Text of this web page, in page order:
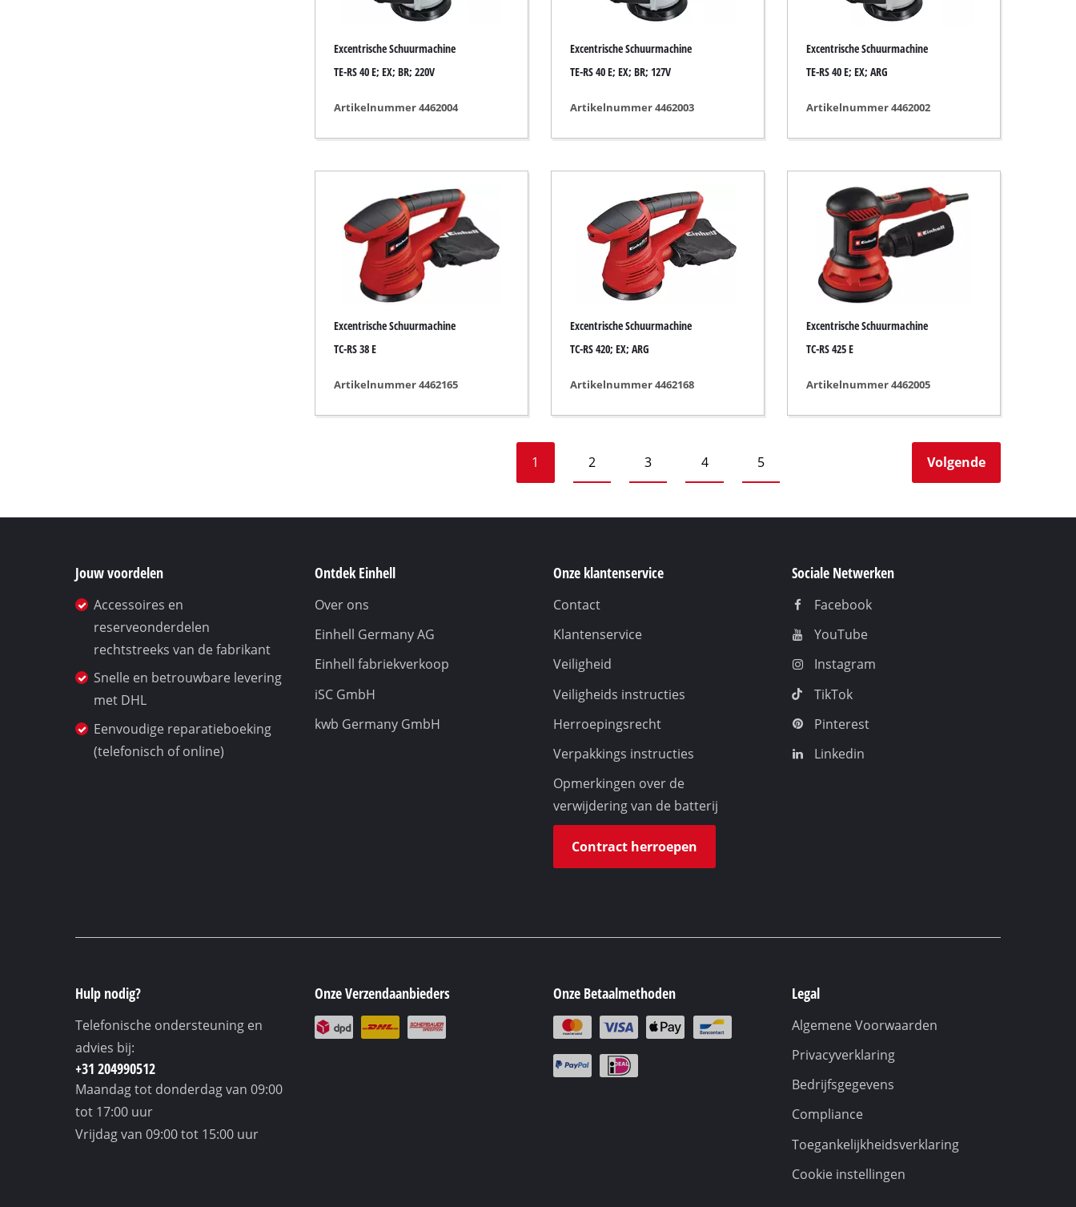
Andere apparatuur
Luchtontvochtigers
Excentrische Schuurmachine
TE-RS 40 E; EX; BR; 220V
Artikelnummer 4462004
Excentrische Schuurmachine
TE-RS 40 E; EX; BR; 127V
Artikelnummer 4462003
Excentrische Schuurmachine
TE-RS 40 E; EX; ARG
Artikelnummer 4462002
Excentrische Schuurmachine
TC-RS 38 E
Artikelnummer 4462165
Excentrische Schuurmachine
TC-RS 420; EX; ARG
Artikelnummer 4462168
Excentrische Schuurmachine
TC-RS 425 E
Artikelnummer 4462005
1 2 3 4 5 Volgende
Jouw voordelen
Accessoires en
reserveonderdelen
rechtstreeks van de fabrikant
Snelle en betrouwbare levering
met DHL
Eenvoudige reparatieboeking
(telefonisch of online)
Ontdek Einhell
Over ons
Einhell Germany AG
Einhell fabriekverkoop
iSC GmbH
kwb Germany GmbH
Onze klantenservice
Contact
Klantenservice
Veiligheid
Veiligheids instructies
Herroepingsrecht
Verpakkings instructies
Opmerkingen over de
verwijdering van de batterij
Contract herroepen
Sociale Netwerken
Facebook
YouTube
Instagram
TikTok
Pinterest
Linkedin
Hulp nodig?
Telefonische ondersteuning en
advies bij:
+31 204990512
Maandag tot donderdagvan 09:00
tot 17:00 uur
Vrijdagvan 09:00 tot 15:00 uur
Onze Verzendaanbieders Onze Betaalmethoden Legal
Algemene Voorwaarden
Privacyverklaring
Bedrijfsgegevens
Compliance
Toegankelijkheidsverklaring
Cookie instellingen